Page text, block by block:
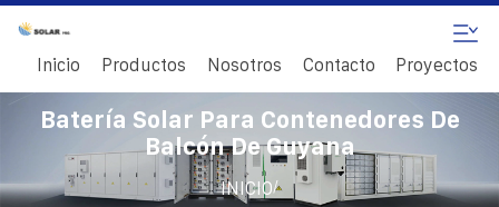
Inicio Productos Nosotros Contacto Proyectos
Batería Solar Para Contenedores De
Balcón De Guyana
INICIO/